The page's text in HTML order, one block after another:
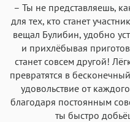
– Ты не представляешь,
для тех, кто станет
вещал Булибин, удобно
и прихлёбывая
станет совсем другой!
превратятся в
удовольствие от
благодаря постоянным
ты быстро